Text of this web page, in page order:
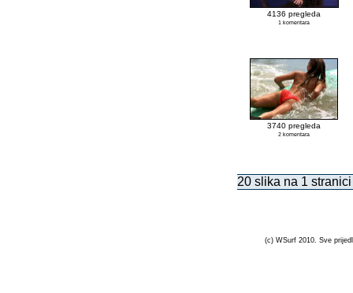
4136 pregleda
1 komentara
3740 pregleda
2 komentara
20 slika na 1 stranici
(c) WSurf 2010. Sve